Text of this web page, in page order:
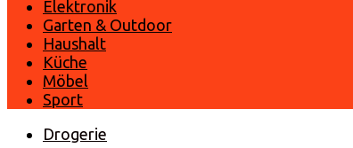
Elektronik
Garten & Outdoor
Haushalt
Küche
Möbel
Sport
Drogerie